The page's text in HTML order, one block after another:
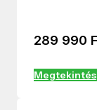
289 990
Megtekintés